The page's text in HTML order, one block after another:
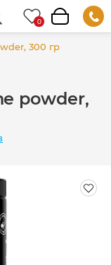
300 гр
powder,